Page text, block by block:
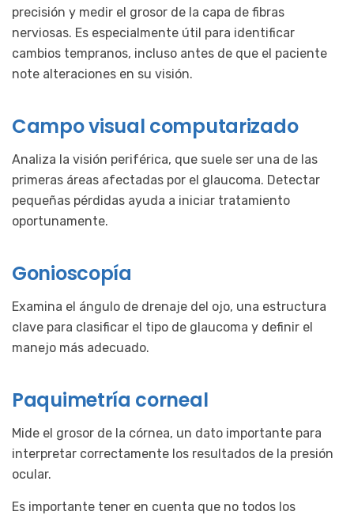
precisión y medir el grosor de la capa de fibras
nerviosas. Es especialmente útil para identificar
cambios tempranos, incluso antes de que el paciente
note alteraciones en su visión.
Campo visual computarizado
Analiza la visión periférica, que suele ser una de las
primeras áreas afectadas por el glaucoma. Detectar
pequeñas pérdidas ayuda a iniciar tratamiento
oportunamente.
Gonioscopía
Examina el ángulo de drenaje del ojo, una estructura
clave para clasificar el tipo de glaucoma y definir el
manejo más adecuado.
Paquimetría corneal
Mide el grosor de la córnea, un dato importante para
interpretar correctamente los resultados de la presión
ocular.
Es importante tener en cuenta que no todos los